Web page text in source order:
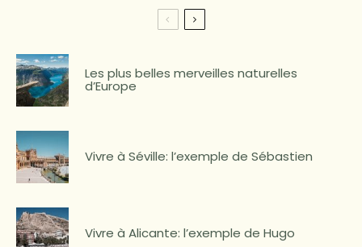
Les plus belles merveilles naturelles
d’Europe
Vivre à Séville: l’exemple de Sébastien
Vivre à Alicante: l’exemple de Hugo